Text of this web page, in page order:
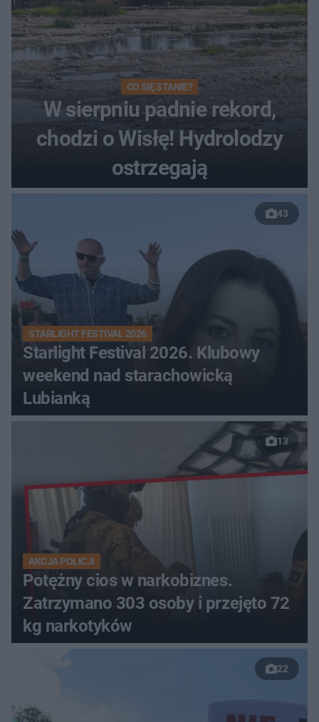
CO SIĘ STANIE?
W sierpniu padnie rekord,
chodzi o Wisłę! Hydrolodzy
ostrzegają
43
STARLIGHT FESTIVAL 2026
Starlight Festival 2026. Klubowy
weekend nad starachowicką
Lubianką
13
AKCJA POLICJI
Potężny cios w narkobiznes.
Zatrzymano 303 osoby i przejęto 72
kg narkotyków
22